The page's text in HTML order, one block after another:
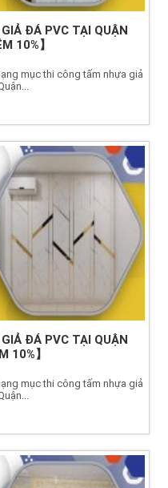
ĐÁ PVC TẠI QUẬN
10%】
mục thi công tấm nhựa giả
ĐÁ PVC TẠI QUẬN
10%】
mục thi công tấm nhựa giả